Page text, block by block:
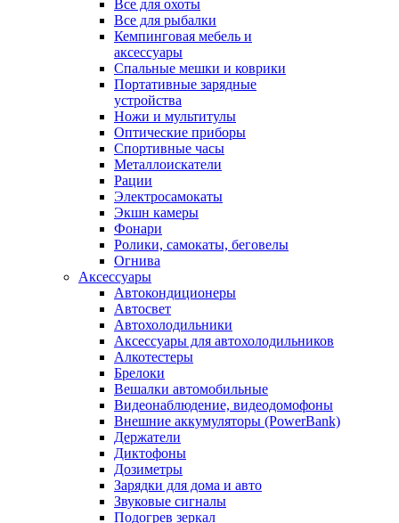
Все для охоты
Все для рыбалки
Кемпинговая мебель и
аксессуары
Спальные мешки и коврики
Портативные зарядные
устройства
Ножи и мультитулы
Оптические приборы
Спортивные часы
Металлоискатели
Рации
Электросамокаты
Экшн камеры
Фонари
Ролики, самокаты, беговелы
Огнива
Аксессуары
Автокондиционеры
Aвтосвет
Автохолодильники
Аксессуары для автохолодильников
Алкотестеры
Брелоки
Вешалки автомобильные
Видеонаблюдение, видеодомофоны
Внешние аккумуляторы (PowerBank)
Держатели
Диктофоны
Дозиметры
Зарядки для дома и авто
Звуковые сигналы
Подогрев зеркал